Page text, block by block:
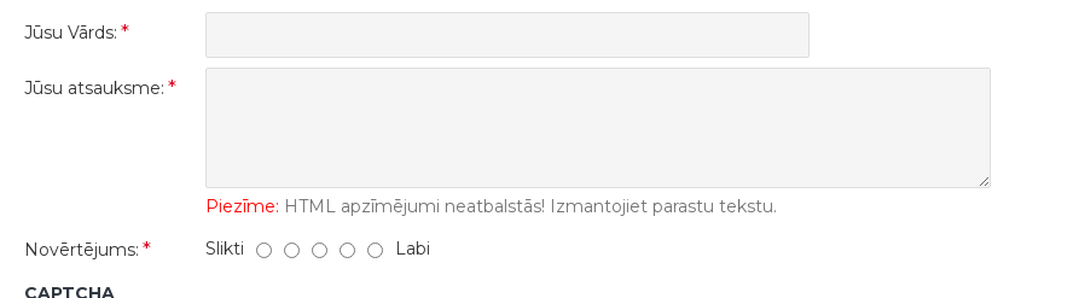
Jūsu Vārds:
Jūsu atsauksme:
Piezīme: HTML apzīmējumi neatbalstās! Izmantojiet parastu tekstu.
Novērtējums:
Slikti Labi
CAPTCHA